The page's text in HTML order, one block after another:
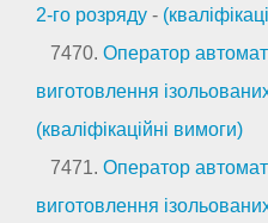
2-го розряду -
7470. Оператор
виготовлення
(кваліфікаційні вимоги)
7471. Оператор
виготовлення